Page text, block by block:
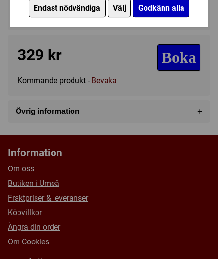
Endast nödvändiga Välj Godkänn alla
Regelspråk:
★★★★★★★★★★
★★★★★★★★★★
329 kr Boka
Kommande produkt - Bevaka
Övrig information +
Tillverkare: Pegasus Spiele
Länkar:
Försälj. rank:
Information
Om oss
Butiken i Umeå
Fraktpriser & leveranser
Köpvillkor
Ångra din order
Om Cookies